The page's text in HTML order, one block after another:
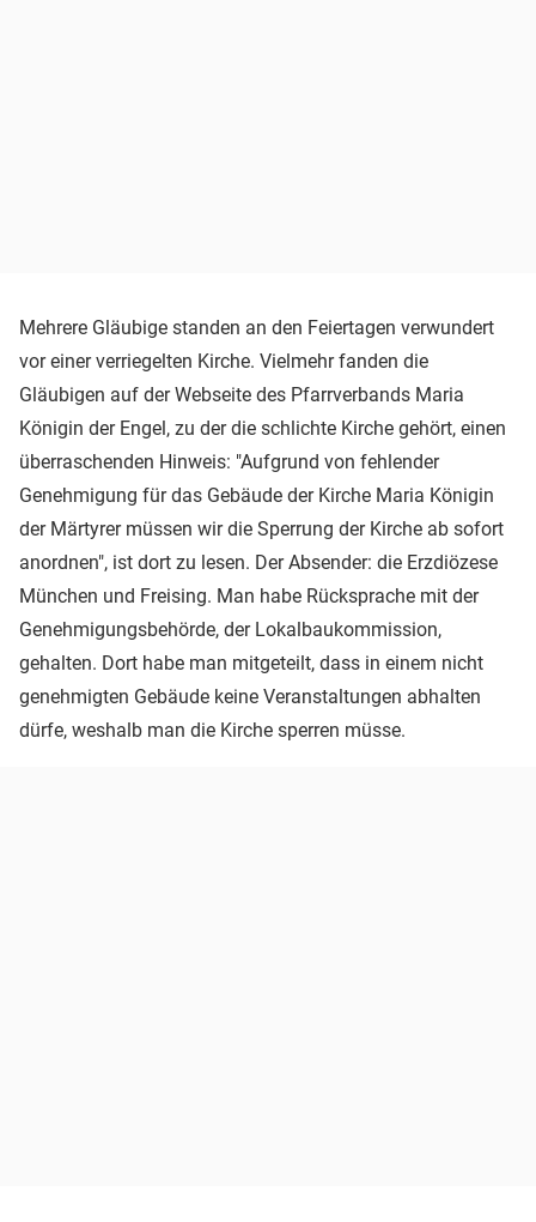
Mehrere Gläubige standen an den Feiertagen verwundert
vor einer verriegelten Kirche. Vielmehr fanden die
Gläubigen auf der Webseite des Pfarrverbands Maria
Königin der Engel, zu der die schlichte Kirche gehört, einen
überraschenden Hinweis: "Aufgrund von fehlender
Genehmigung für das Gebäude der Kirche Maria Königin
der Märtyrer müssen wir die Sperrung der Kirche ab sofort
anordnen", ist dort zu lesen. Der Absender: die Erzdiözese
München und Freising. Man habe Rücksprache mit der
Genehmigungsbehörde, der Lokalbaukommission,
gehalten. Dort habe man mitgeteilt, dass in einem nicht
genehmigten Gebäude keine Veranstaltungen abhalten
dürfe, weshalb man die Kirche sperren müsse.